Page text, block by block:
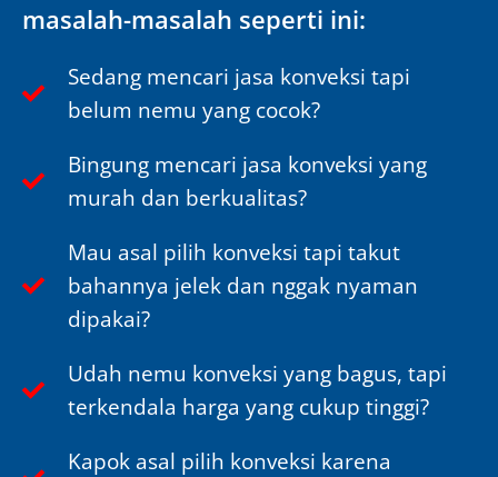
masalah-masalah seperti ini:
Sedang mencari jasa konveksi tapi
belum nemu yang cocok?
Bingung mencari jasa konveksi yang
murah dan berkualitas?
Mau asal pilih konveksi tapi takut
bahannya jelek dan nggak nyaman
dipakai?
Udah nemu konveksi yang bagus, tapi
terkendala harga yang cukup tinggi?
Kapok asal pilih konveksi karena